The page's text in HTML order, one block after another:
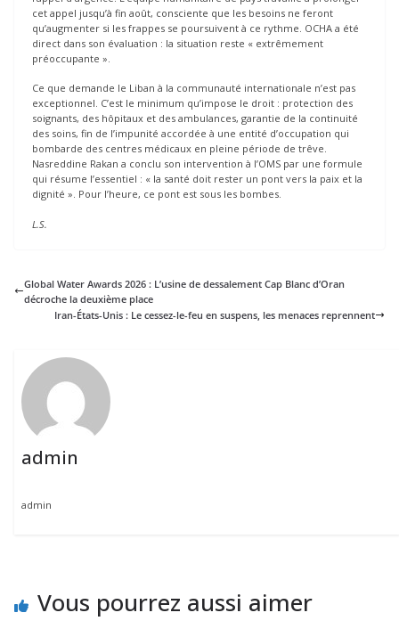
cet appel jusqu’à fin août, consciente que les besoins ne feront
qu’augmenter si les frappes se poursuivent à ce rythme. OCHA a été
direct dans son évaluation : la situation reste « extrêmement
préoccupante ».
Ce que demande le Liban à la communauté internationale n’est pas
exceptionnel. C’est le minimum qu’impose le droit : protection des
soignants, des hôpitaux et des ambulances, garantie de la continuité
des soins, fin de l’impunité accordée à une entité d’occupation qui
bombarde des centres médicaux en pleine période de trêve.
Nasreddine Rakan a conclu son intervention à l’OMS par une formule
qui résume l’essentiel : « la santé doit rester un pont vers la paix et la
dignité ». Pour l’heure, ce pont est sous les bombes.
L.S.
Global Water Awards 2026 : L’usine de dessalement Cap Blanc d’Oran
décroche la deuxième place
Iran-États-Unis : Le cessez-le-feu en suspens, les menaces reprennent
admin
admin
Vous pourrez aussi aimer